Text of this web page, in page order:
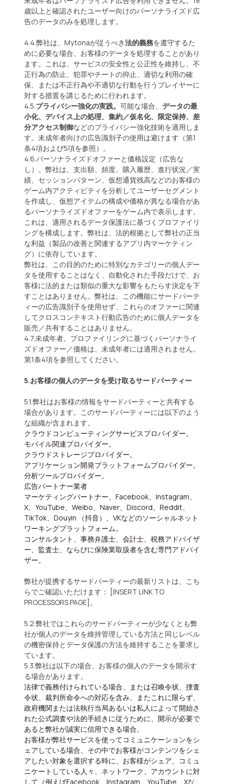
歳以上と確認されたユーザー向けのパーソナライズド広
告のデータのみを処理します。
4.4.弊社は、Mytonaが従うべき法的義務を遵守するた
めに必要な場合、お客様のデータを処理することがあり
ます。これは、サービスの安全性と公正性を維持し、不
正行為の防止、犯罪やチートの抑止、適切な利用の確
保、または不正行為や不適切な行動を行うプレイヤーに
対する措置を講じるために行われます。
4.5.プライバシー強化の実践。 可能な場合、 データの最
小化、デバイス上の処理、集約／仮名化、限定保持、差
分アクセス制御などのプライバシー強化技術を適用しま
す。未成年者向けの広告識別子の使用は避けます（第1
条4項および5項を参照）。
4.6.パーソナライズドオファーと価格設定（広告な
し）。弊社は、支出額、頻度、購入履歴、進行状況／実
績、セッションパターン、仮想通貨残高などのお客様の
ゲーム内アクティビティを分析してユーザーセグメント
を作成し、仮想アイテムの構成や価格が異なる場合があ
るパーソナライズドオファーをゲーム内で表示します。
これは、適用されるデータ保護法に基づくプロファイリ
ングを構成します。弊社は、法的根拠として弊社の正当
な利益（製品の改善と関連するアプリ内マーケティン
グ）に依存しています。
弊社は、この目的のために特別なカテゴリーの個人デー
タを使用することはなく、自動化された手段だけで、お
客様に法的または類似の重大な影響をもたらす決定を下
すことはありません。弊社は、この機能にサードパーテ
ィーの広告識別子を使用せず、これらのオファーに関連
してクロスコンテキスト行動広告のために個人データを
販売／共有することはありません。
4.7.未成年者。プロファイリングに基づくパーソナライ
ズドオファー／価格は、未成年者には適用されません。
第1条4項を参照してください。
5.お客様の個人のデータを受け取るサードパーティー
5.1.弊社はお客様の情報をサードパーティーと共有する
場合があります。このサードパーティーには以下のよう
な組織が含まれます。
クラウドコンピューティングサービスプロバイダー。
モバイル関連プロバイダー。
クラウドストレージプロバイダー。
アプリケーション開発プラットフォームプロバイダー。
分析ツールプロバイダー。
広告パートナー業者
マーケティングパートナー、Facebook、Instagram、
X、YouTube、Weibo、Naver、Discord、Reddit、
TikTok、Douyin （抖音）、VKなどのソーシャルネット
ワーキングプラットフォーム。
コンサルタント、事務弁護士、会計士、税務アドバイザ
ー、監査士、ならびに保険業取扱者を含む専門アドバイ
ザー。
弊社が提携するサードパーティーの最新リストは、こち
らでご確認いただけます： [INSERT LINK TO
PROCESSORS PAGE]。
5.2.弊社ではこれらのサードパーティーが少なくとも弊
社が個人のデータを維持管理している方法と同じレベル
の機密保持とデータ保護の方法を維持することを要求し
ています。
5.3.弊社は以下の場合、お客様の個人のデータを開示す
る場合があります。
法律で義務付けられている場合、または召喚令状、捜査
令状、裁判所命令への対応を含み、またこれに限らず、
政府機関または法執行当局あるいは私人によって開始さ
れた公式調査や法的手続きに従うために、開示が必要で
あると弊社が誠実に信用できる場合。
お客様が弊社サービスを使ってコミュニケーションをシ
ェアしている場合、その中でお客様がコンテンツをシェ
アしたい対象を選択する時に、お客様がシェア、コミュ
ニケートしている人々、ネットワーク、アカウントに対
して（例えばFacebook、Instagram、YouTube、Xな